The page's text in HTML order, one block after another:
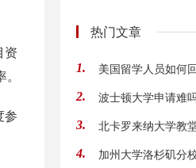
资
参
热门文章
1. 美国留学人员如何
2. 波士顿大学申请难
3. 北卡罗来纳大学教
4. 加州大学洛杉矶分